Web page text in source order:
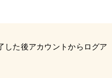
した後アカウントからログア